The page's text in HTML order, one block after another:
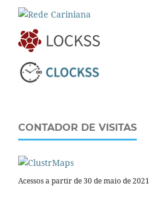
CONTADOR DE VISITAS
Acessos a partir de 30 de maio de 2021